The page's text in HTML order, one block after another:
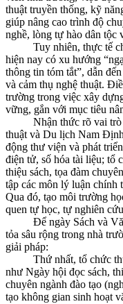
thuật truyền thống, kỹ
giúp nâng cao trình độ
nghề, lòng tự hào dân tộc
Tuy nhiên, thực tế cho
hiện nay có xu hướng
thông tin tóm tắt”, dẫn
và cảm thụ nghệ thuật.
trường trong việc xây
vững, gắn với mục tiêu
Nhận thức rõ vai trò
thuật và Du lịch Nam
động thư viện và phát
điện tử, số hóa tài liệu; tổ
thiệu sách, tọa đàm
tập các môn lý luận chính
Qua đó, tạo môi trường
quen tự học, tự nghiên
Để ngày Sách và Văn
tỏa sâu rộng trong nhà
giải pháp:
Thứ nhất, tổ chức
như Ngày hội đọc sách,
chuyên ngành đào tạo
tạo không gian sinh hoạt